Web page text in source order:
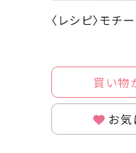
〈レシピ〉モチ
買い物
お気